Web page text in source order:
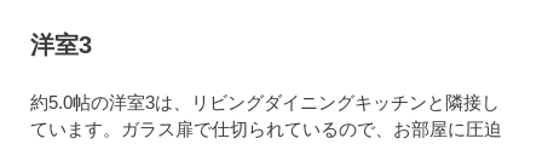
洋室3
約5.0帖の洋室3は、リビングダイニングキッチンと隣接し
ています。ガラス扉で仕切られているので、お部屋に圧迫